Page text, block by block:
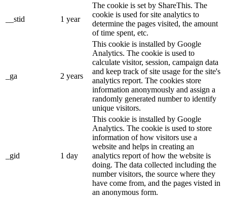
__stid 1 year
The cookie is set by ShareThis. The
cookie is used for site analytics to
determine the pages visited, the amount
of time spent, etc.
_ga 2 years
This cookie is installed by Google
Analytics. The cookie is used to
calculate visitor, session, campaign data
and keep track of site usage for the site's
analytics report. The cookies store
information anonymously and assign a
randomly generated number to identify
unique visitors.
_gid 1 day
This cookie is installed by Google
Analytics. The cookie is used to store
information of how visitors use a
website and helps in creating an
analytics report of how the website is
doing. The data collected including the
number visitors, the source where they
have come from, and the pages visted in
an anonymous form.